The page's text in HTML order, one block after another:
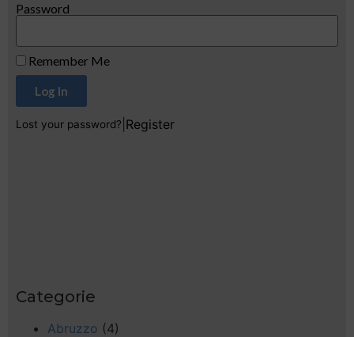
Password
Remember Me
Log In
Lost your password? Register
Categorie
Abruzzo (4)